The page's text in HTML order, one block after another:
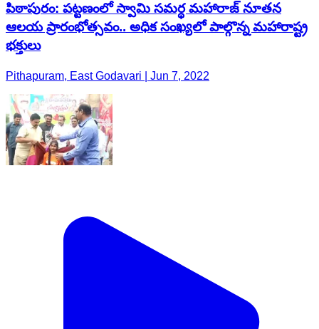
పిఠాపురం: ప‌ట్ట‌ణంలో స్వామి సమర్థ మహారాజ్ నూతన
ఆలయ ప్రారంభోత్సవం.. అధిక సంఖ్యలో పాల్గొన్న మహారాష్ట్ర
భ‌క్తులు
Pithapuram, East Godavari | Jun 7, 2022